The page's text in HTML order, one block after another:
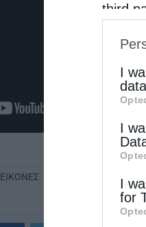
third
other
I
I
I
for
ΕΙΚΌΝΕΣ